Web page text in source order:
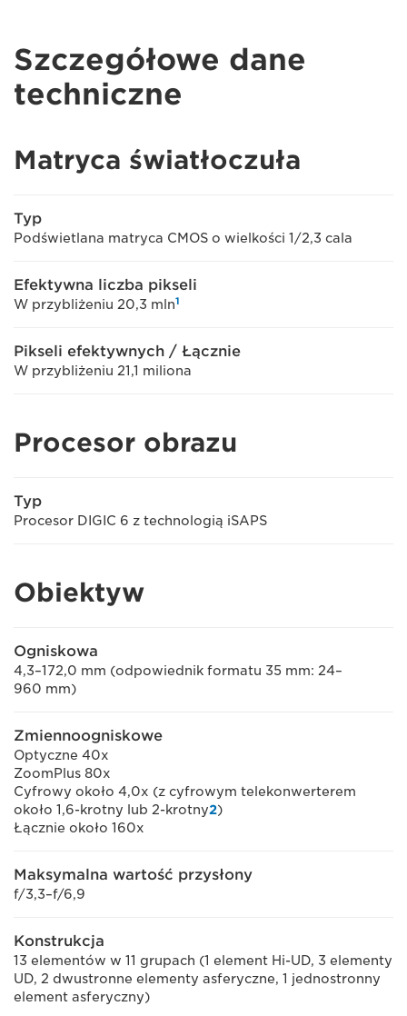
Szczegółowe dane
techniczne
Matryca światłoczuła
Typ
Podświetlana matryca CMOS o wielkości 1/2,3 cala
Efektywna liczba pikseli
W przybliżeniu 20,3 mln1
Pikseli efektywnych / Łącznie
W przybliżeniu 21,1 miliona
Procesor obrazu
Typ
Procesor DIGIC 6 z technologią iSAPS
Obiektyw
Ogniskowa
4,3–172,0 mm (odpowiednik formatu 35 mm: 24–
960 mm)
Zmiennoogniskowe
Optyczne 40x
ZoomPlus 80x
Cyfrowy około 4,0x (z cyfrowym telekonwerterem
około 1,6-krotny lub 2-krotny2)
Łącznie około 160x
Maksymalna wartość przysłony
f/3,3–f/6,9
Konstrukcja
13 elementów w 11 grupach (1 element Hi-UD, 3 elementy
UD, 2 dwustronne elementy asferyczne, 1 jednostronny
element asferyczny)